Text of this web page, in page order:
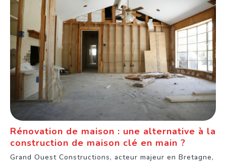
Rénovation de maison : une alternative à la
construction de maison clé en main ?
Grand Ouest Constructions, acteur majeur en Bretagne,